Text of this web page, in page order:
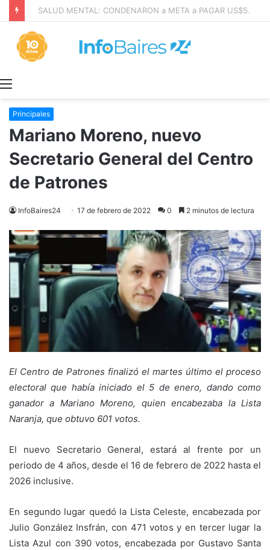
San Cayetano: Paz, Pan y Trabajo «tenemos que aprender a dialogar y a tratarnos bien» Mons. García Cuerva
Principales
Mariano Moreno, nuevo
Secretario General del Centro
de Patrones
InfoBaires24 17 de febrero de 2022 0 2 minutos de lectura
El Centro de Patrones finalizó el martes último el proceso
electoral que había iniciado el 5 de enero, dando como
ganador a Mariano Moreno, quien encabezaba la Lista
Naranja, que obtuvo 601 votos.
El nuevo Secretario General, estará al frente por un
periodo de 4 años, desde el 16 de febrero de 2022 hasta el
2026 inclusive.
En segundo lugar quedó la Lista Celeste, encabezada por
Julio González Insfrán, con 471 votos y en tercer lugar la
Lista Azul con 390 votos, encabezada por Gustavo Santa